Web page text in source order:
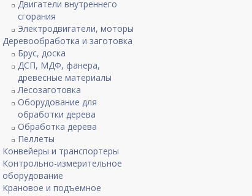
Двигатели внутреннего
сгорания
Электродвигатели, моторы
Деревообработка и заготовка
Брус, доска
ДСП, МДФ, фанера,
древесные материалы
Лесозаготовка
Оборудование для
обработки дерева
Обработка дерева
Пеллеты
Конвейеры и транспортеры
Контрольно-измерительное
оборудование
Крановое и подъемное